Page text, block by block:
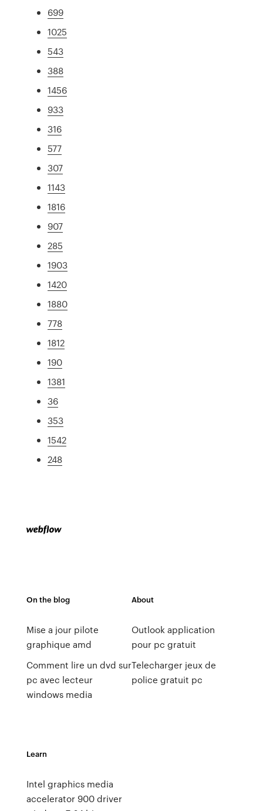
699
1025
543
388
1456
933
316
577
307
1143
1816
907
285
1903
1420
1880
778
1812
190
1381
36
353
1542
248
On the blog
Mise a jour pilote
graphique amd
Comment lire un dvd sur
pc avec lecteur
windows media
About
Outlook application
pour pc gratuit
Telecharger jeux de
police gratuit pc
Learn
Intel graphics media
accelerator 900 driver